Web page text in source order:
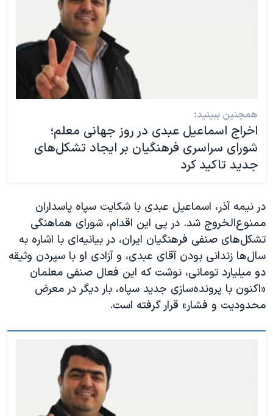
همچنین ببینید:
اخراج اسماعیل عبدی در روز جهانی معلم؛
شورای سراسری فرهنگیان بر ایجاد تشکل‌های
جدید تاکید کرد
در نیمه آذر، اسماعیل عبدی با شکایت سپاه پاسداران
ممنوع‌الخروج شد. در پی این اقدام، شورای هماهنگی
تشکل‌های صنفی فرهنگیان ایران، در بیانیه‌ای با اشاره به
سال‌ها زندانی بودن آقای عبدی، و آزادی او با سپردن وثیقه
دو میلیارد تومانی، نوشت که این فعال صنفی معلمان
«اکنون با پرونده‌سازی جدید سپاه، بار دیگر در معرض
محدودیت و فشار» قرار گرفته است.